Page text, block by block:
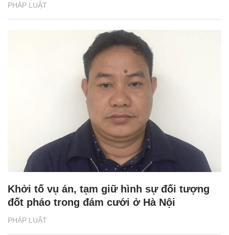
PHÁP LUẬT
PHÁP LUẬT
Khởi tố vụ án, tạm giữ hình sự đối tượng
đốt pháo trong đám cưới ở Hà Nội